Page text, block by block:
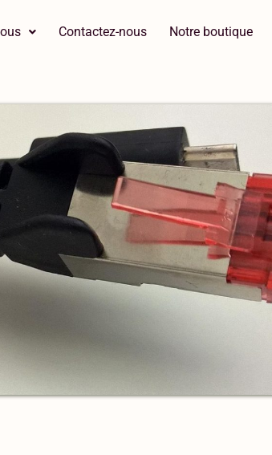
Contactez-nous Notre boutique